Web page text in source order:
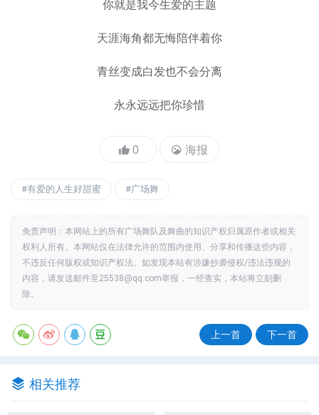
你就是我今生爱的主题
天涯海角都无悔陪伴着你
青丝变成白发也不会分离
永永远远把你珍惜
0 海报
有爱的人生好甜蜜 广场舞
免责声明：本网站上的所有广场舞队及舞曲的知识产权归属原作者或相关
权利人所有。本网站仅在法律允许的范围内使用、分享和传播这些内容，
不违反任何版权或知识产权法。如发现本站有涉嫌抄袭侵权/违法违规的
内容，请发送邮件至25538@qq.com举报，一经查实，本站将立刻删
除。
上一首 下一首
相关推荐